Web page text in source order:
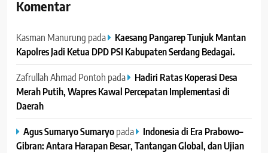
Komentar
Kasman Manurung pada
Kaesang Pangarep Tunjuk Mantan
Kapolres Jadi Ketua DPD PSI Kabupaten Serdang Bedagai. ‎ ‎
Zafrullah Ahmad Pontoh pada
Hadiri Ratas Koperasi Desa
Merah Putih, Wapres Kawal Percepatan Implementasi di
Daerah
Agus Sumaryo Sumaryopada
Indonesia di Era Prabowo–
Gibran: Antara Harapan Besar, Tantangan Global, dan Ujian